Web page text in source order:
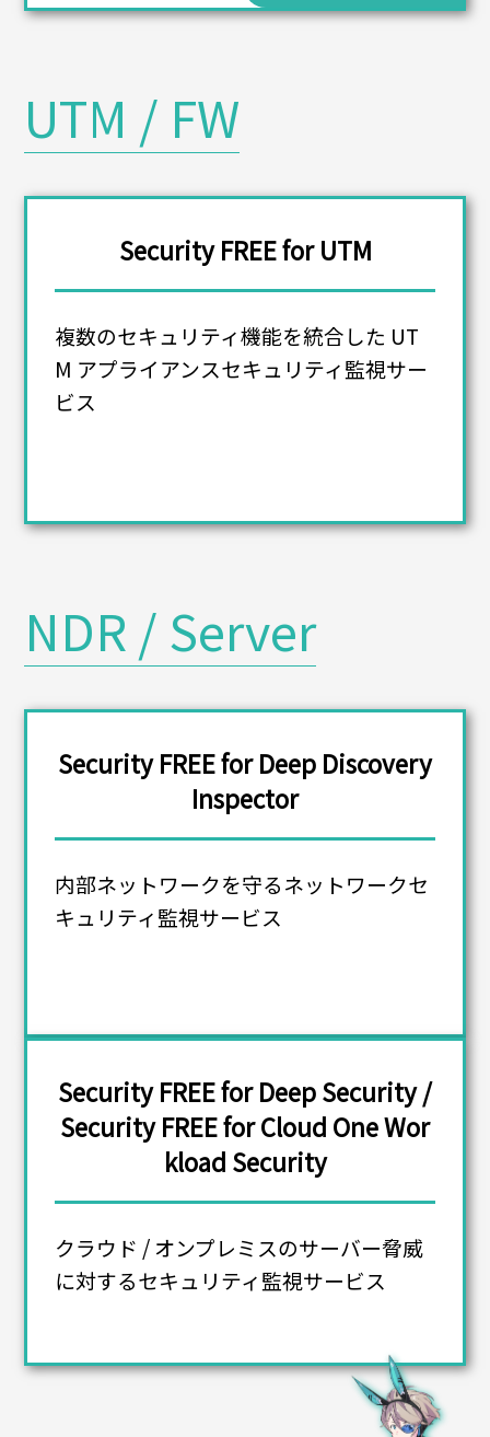
UTM / FW
Security FREE for UTM
複数のセキュリティ機能を統合した UT
M アプライアンスセキュリティ監視サー
ビス
NDR / Server
Security FREE for Deep Discovery
Inspector
内部ネットワークを守るネットワークセ
キュリティ監視サービス
Security FREE for Deep Security /
Security FREE for Cloud One Wor
kload Security
クラウド / オンプレミスのサーバー脅威
に対するセキュリティ監視サービス​